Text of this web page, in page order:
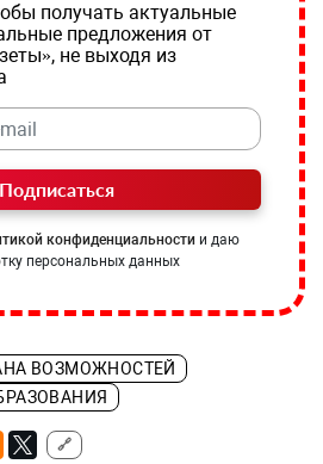
получать актуальные
предложения от
не выходя из
Подписаться
конфиденциальности и даю
персональных данных
ВОЗМОЖНОСТЕЙ
🔗